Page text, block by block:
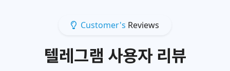
Customer's Reviews
텔레그램 사용자 리뷰